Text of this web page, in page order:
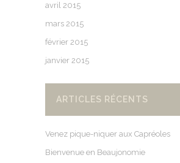
avril 2015
mars 2015
février 2015
janvier 2015
ARTICLES RÉCENTS
Venez pique-niquer aux Capréoles
Bienvenue en Beaujonomie